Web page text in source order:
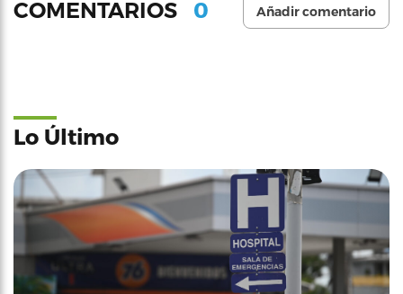
COMENTARIOS 0 Añadir comentario
Lo Último